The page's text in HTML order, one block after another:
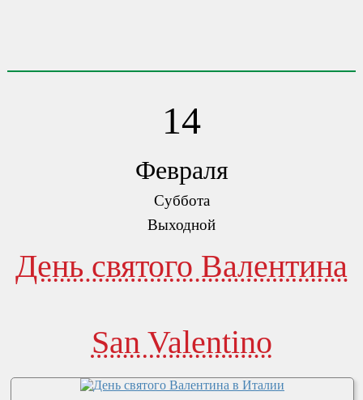
14
Февраля
Суббота
Выходной
День святого Валентина
San Valentino